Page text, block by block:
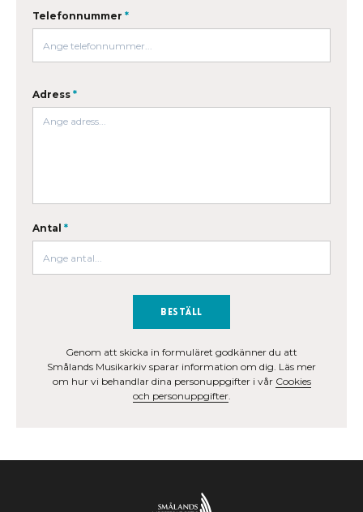
Telefonnummer *
Adress *
Antal *
Beställ
Genom att skicka in formuläret godkänner du att
Smålands Musikarkiv sparar information om dig. Läs mer
om hur vi behandlar dina personuppgifter i vår Cookies
och personuppgifter.